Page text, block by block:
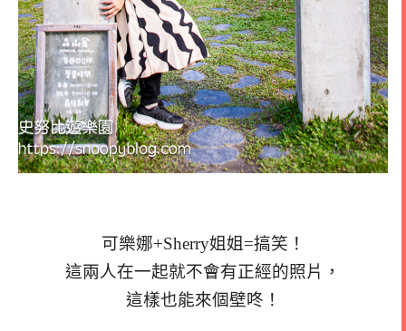
可樂娜+Sherry姐姐=搞笑！
這兩人在一起就不會有正經的照片，
這樣也能來個壁咚！